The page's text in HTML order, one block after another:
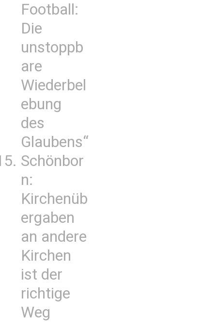
Football:
Die
unstoppb
are
Wiederbel
ebung
des
Glaubens“
Schönbor
n:
Kirchenüb
ergaben
an andere
Kirchen
ist der
richtige
Weg